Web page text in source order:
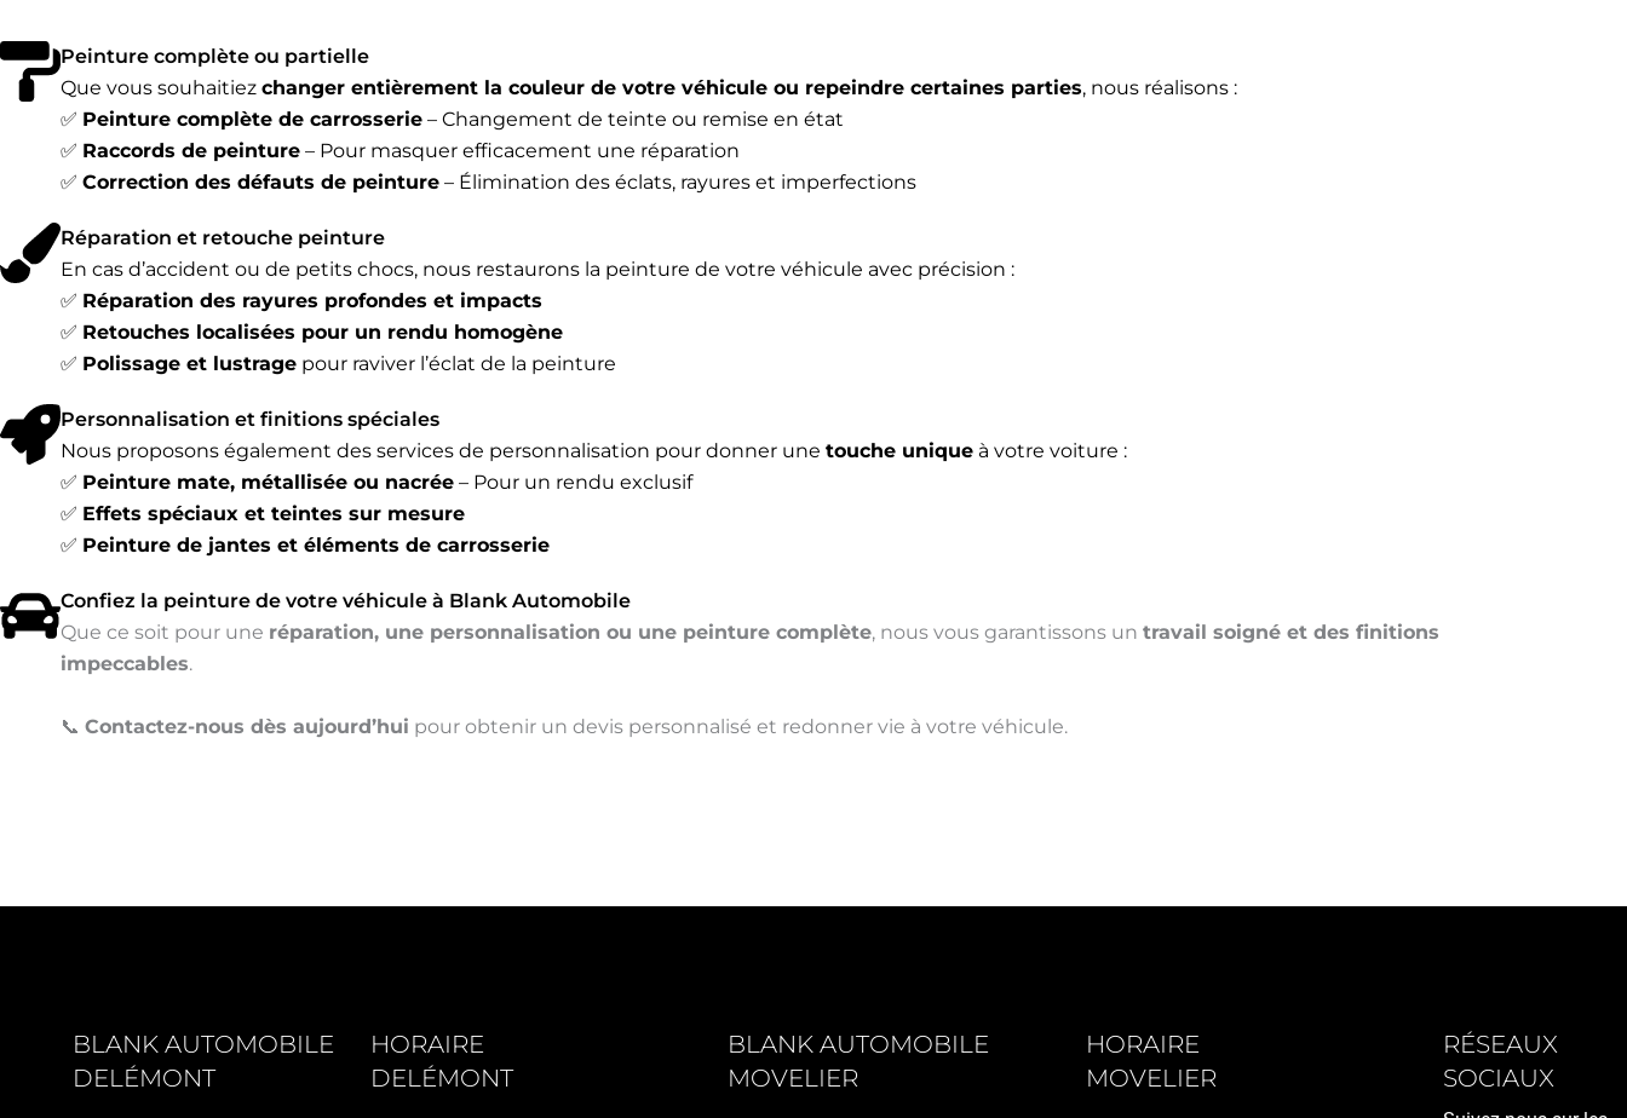
Peinture complète ou partielle
Que vous souhaitiez changer entièrement la couleur de votre véhicule ou repeindre certaines parties, nous réalisons :
✅ Peinture complète de carrosserie – Changement de teinte ou remise en état
✅ Raccords de peinture – Pour masquer efficacement une réparation
✅ Correction des défauts de peinture – Élimination des éclats, rayures et imperfections
Réparation et retouche peinture
En cas d’accident ou de petits chocs, nous restaurons la peinture de votre véhicule avec précision :
✅ Réparation des rayures profondes et impacts
✅ Retouches localisées pour un rendu homogène
✅ Polissage et lustrage pour raviver l’éclat de la peinture
Personnalisation et finitions spéciales
Nous proposons également des services de personnalisation pour donner une touche unique à votre voiture :
✅ Peinture mate, métallisée ou nacrée – Pour un rendu exclusif
✅ Effets spéciaux et teintes sur mesure
✅ Peinture de jantes et éléments de carrosserie
Confiez la peinture de votre véhicule à Blank Automobile
Que ce soit pour une réparation, une personnalisation ou une peinture complète, nous vous garantissons un travail soigné et des finitions
impeccables.
📞 Contactez-nous dès aujourd’hui pour obtenir un devis personnalisé et redonner vie à votre véhicule.
BLANK AUTOMOBILE
DELÉMONT
HORAIRE
DELÉMONT
BLANK AUTOMOBILE
MOVELIER
HORAIRE
MOVELIER
RÉSEAUX
SOCIAUX